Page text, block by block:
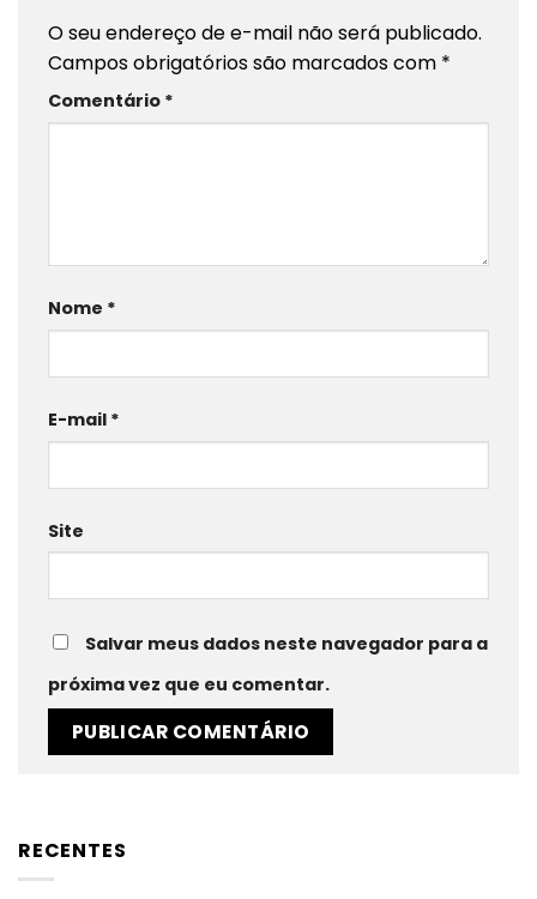
O seu endereço de e-mail não será publicado.
Campos obrigatórios são marcados com *
Comentário *
Nome *
E-mail *
Site
Salvar meus dados neste navegador para a
próxima vez que eu comentar.
RECENTES